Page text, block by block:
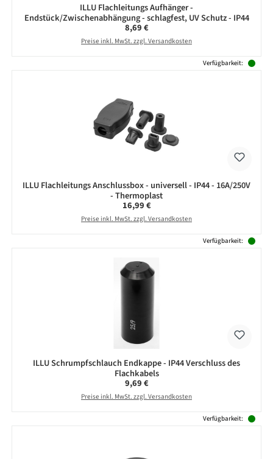
ILLU Flachleitungs Aufhänger -
Endstück/Zwischenabhängung - schlagfest, UV Schutz - IP44
Regulärer Preis:
8,69 €
Preise inkl. MwSt. zzgl. Versandkosten
Verfügbarkeit:
ILLU Flachleitungs Anschlussbox - universell - IP44 - 16A/250V
- Thermoplast
Regulärer Preis:
16,99 €
Preise inkl. MwSt. zzgl. Versandkosten
Verfügbarkeit:
ILLU Schrumpfschlauch Endkappe - IP44 Verschluss des
Flachkabels
Regulärer Preis:
9,69 €
Preise inkl. MwSt. zzgl. Versandkosten
Verfügbarkeit: